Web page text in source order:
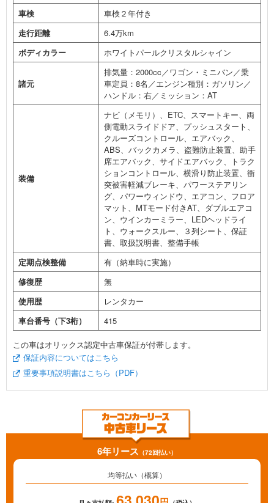
車検
車検２年付き
走行距離
6.4万km
ボディカラー
ホワイトパールクリスタルシャイン
諸元
排気量：2000cc／ワゴン・ミニバン／乗
車定員：8名／エンジン種別：ガソリン／
ハンドル：右／ミッション：AT
装備
ナビ（メモリ）、ETC、スマートキー、両
側電動スライドドア、プッシュスタート、
クルーズコントロール、エアバック、
ABS、バックカメラ、盗難防止装置、助手
席エアバック、サイドエアバック、トラク
ションコントロール、横滑り防止装置、衝
突被害軽減ブレーキ、パワーステアリン
グ、パワーウィンドウ、エアコン、フロア
マット、MTモード付きAT、ダブルエアコ
ン、ウインカーミラー、LEDヘッドライ
ト、ウォークスルー、３列シート、保証
書、取扱説明書、整備手帳
定期点検整備
有（納車時に実施）
修復歴
無
使用歴
レンタカー
車台番号（下3桁）
415
この車はオリックス認定中古車保証が付帯します。
保証内容についてはこちら
重要事項説明書はこちら（PDF）
6年リース （72回払い）
均等払い（概算）